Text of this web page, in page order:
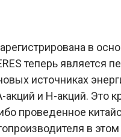
в
теперь
источниках
и H-акций. Это
проведенное
в этом